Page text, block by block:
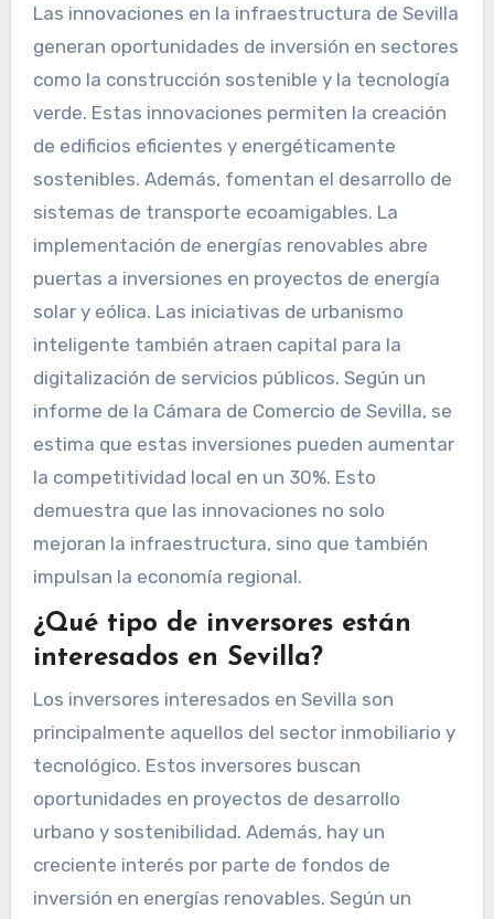
Las innovaciones en la infraestructura de Sevilla
generan oportunidades de inversión en sectores
como la construcción sostenible y la tecnología
verde. Estas innovaciones permiten la creación
de edificios eficientes y energéticamente
sostenibles. Además, fomentan el desarrollo de
sistemas de transporte ecoamigables. La
implementación de energías renovables abre
puertas a inversiones en proyectos de energía
solar y eólica. Las iniciativas de urbanismo
inteligente también atraen capital para la
digitalización de servicios públicos. Según un
informe de la Cámara de Comercio de Sevilla, se
estima que estas inversiones pueden aumentar
la competitividad local en un 30%. Esto
demuestra que las innovaciones no solo
mejoran la infraestructura, sino que también
impulsan la economía regional.
¿Qué tipo de inversores están
interesados en Sevilla?
Los inversores interesados en Sevilla son
principalmente aquellos del sector inmobiliario y
tecnológico. Estos inversores buscan
oportunidades en proyectos de desarrollo
urbano y sostenibilidad. Además, hay un
creciente interés por parte de fondos de
inversión en energías renovables. Según un